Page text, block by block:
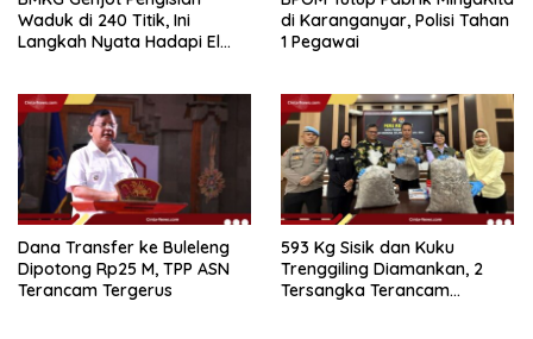
Waduk di 240 Titik, Ini
Langkah Nyata Hadapi El
di Karanganyar, Polisi Tahan
1 Pegawai
Dana Transfer ke Buleleng
Dipotong Rp25 M, TPP ASN
Terancam Tergerus
593 Kg Sisik dan Kuku
Trenggiling Diamankan, 2
Tersangka Terancam